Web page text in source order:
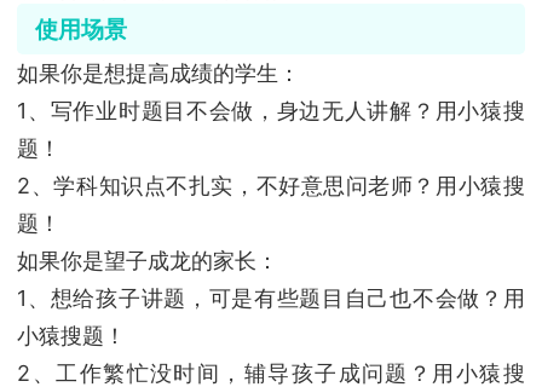
使用场景
如果你是想提高成绩的学生：
1、写作业时题目不会做，身边无人讲解？用小猿搜
题！
2、学科知识点不扎实，不好意思问老师？用小猿搜
题！
如果你是望子成龙的家长：
1、想给孩子讲题，可是有些题目自己也不会做？用
小猿搜题！
2、工作繁忙没时间，辅导孩子成问题？用小猿搜